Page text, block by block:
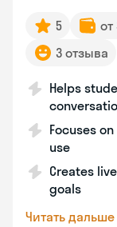
5 от
3 отзыва
Helps
Focuses
use
Creates
goals
Читать дальше